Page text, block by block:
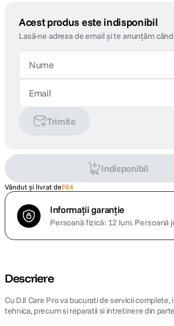
Acest produs este indisponibil
Lasă-ne adresa de email și te anunțăm
Trimite
Indisponibil
Vândut și livrat deF64
Informații garanție
Persoană fizică: 12 luni.Persoană
Descriere
Cu DJI Care Pro va bucurati de servicii complete,
tehnica, precum si reparatii si intretinere din